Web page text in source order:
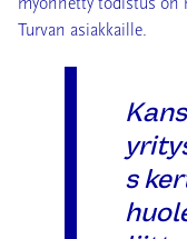
myönnetty todistus on
Turvan asiakkaille.
s